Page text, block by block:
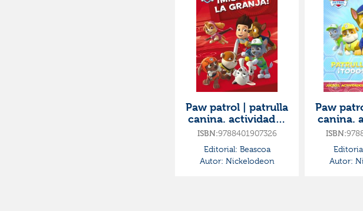
Paw patrol | patrulla
canina. actividades
- ¡misión en la
ISBN:9788401907326
Editorial: Beascoa
Autor: Nickelodeon
Paw
canina.
-
ISBN:
Autor: